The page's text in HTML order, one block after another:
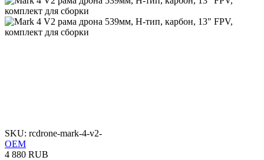
SKU: rcdrone-mark-4-v2-
OEM
4 880 RUB